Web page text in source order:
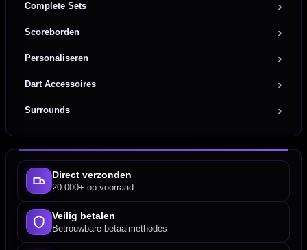
Complete Sets
Scoreborden
Personaliseren
Dart Accessoires
Surrounds
Direct verzonden
20.000+ op voorraad
Veilig betalen
Betrouwbare betaalmethodes